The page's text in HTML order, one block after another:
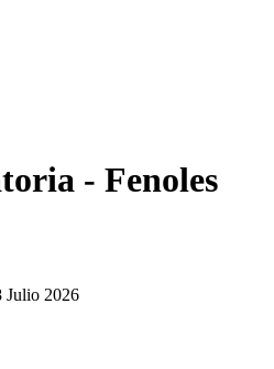
- Fenoles
Julio 2026